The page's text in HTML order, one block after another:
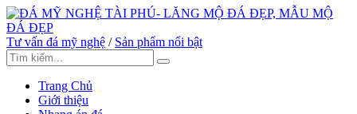
Tư vấn đá mỹ nghệ / Sản phẩm nổi bật
Trang Chủ
Giới thiệu